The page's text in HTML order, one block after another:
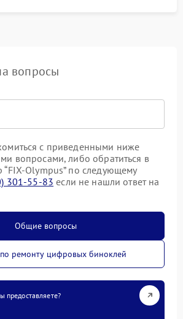
вопросы
с приведенными ниже
вопросами, либо обратиться в
“FIX-Olympus” по следующему
301-55-83 если не нашли ответ на
Общие вопросы
ремонту цифровых биноклей
предоставляете?